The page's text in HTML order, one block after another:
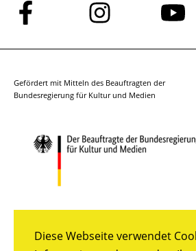
Diese Webseite verwendet
Folge
uns
auf
Folge
uns
auf
Folge
auf
Gefördert mit Mitteln des Beauftragten der
Bundesregierung für Kultur und Medien